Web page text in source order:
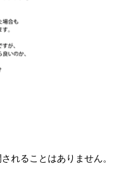
れることはありません。